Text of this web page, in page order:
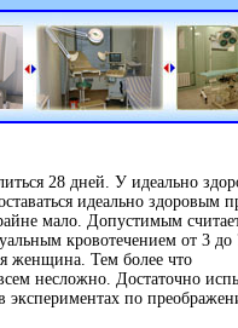
28 дней. У идеально
идеально здоровым
мало. Допустимым
кровотечением от 3 до
женщина. Тем более что
несложно. Достаточно
экспериментах по